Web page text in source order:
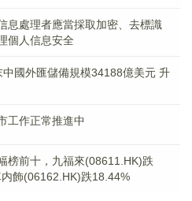
息處理者應當採取加密、去標識
個人信息安全
中國外匯儲備規模34188億美元 升
工作正常推進中
榜前十，九福來(08611.HK)跌
飾(06162.HK)跌18.44%